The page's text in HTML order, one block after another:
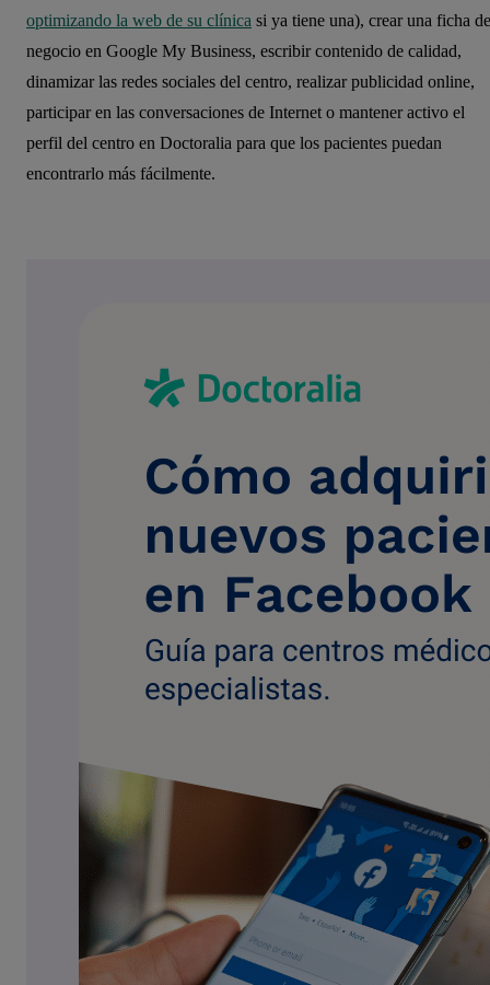
optimizando la web de su clínica si ya tiene una), crear una ficha de
negocio en Google My Business, escribir contenido de calidad,
dinamizar las redes sociales del centro, realizar publicidad online,
participar en las conversaciones de Internet o mantener activo el
perfil del centro en Doctoralia para que los pacientes puedan
encontrarlo más fácilmente.